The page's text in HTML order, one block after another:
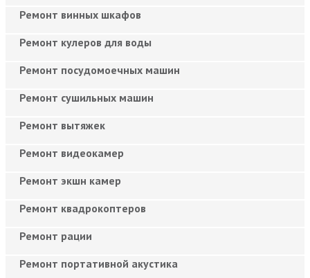
Ремонт винных шкафов
Ремонт кулеров для воды
Ремонт посудомоечных машин
Ремонт сушильных машин
Ремонт вытяжек
Ремонт видеокамер
Ремонт экшн камер
Ремонт квадрокоптеров
Ремонт рации
Ремонт портативной акустика